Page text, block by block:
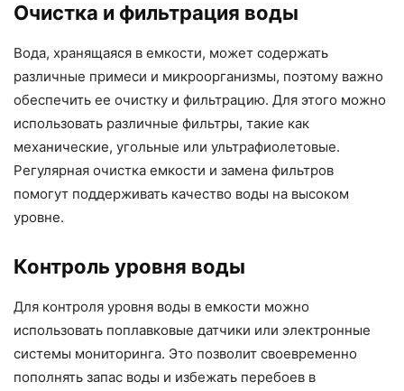
Очистка и фильтрация воды
Вода, хранящаяся в емкости, может содержать
различные примеси и микроорганизмы, поэтому важно
обеспечить ее очистку и фильтрацию. Для этого можно
использовать различные фильтры, такие как
механические, угольные или ультрафиолетовые.
Регулярная очистка емкости и замена фильтров
помогут поддерживать качество воды на высоком
уровне.
Контроль уровня воды
Для контроля уровня воды в емкости можно
использовать поплавковые датчики или электронные
системы мониторинга. Это позволит своевременно
пополнять запас воды и избежать перебоев в